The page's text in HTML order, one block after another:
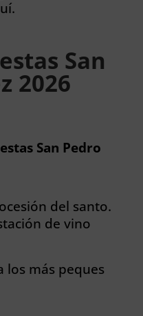
San
2026
San Pedro
del santo.
de vino
los más peques